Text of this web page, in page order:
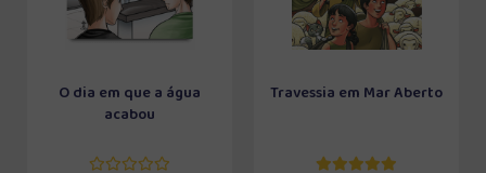
O dia em que a água
acabou
Travessia em Mar Aberto